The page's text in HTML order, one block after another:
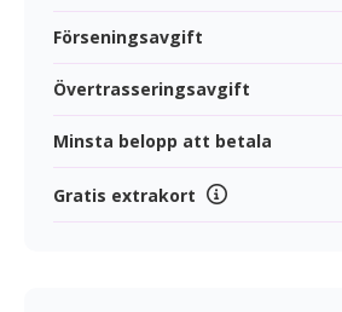
Förseningsavgift
Övertrasseringsavgift
Minsta belopp att betala
Gratis extrakort